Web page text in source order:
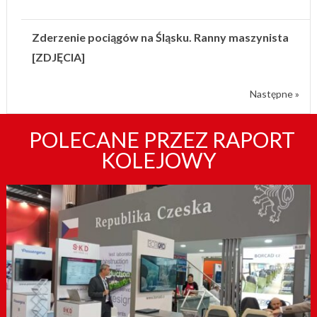
Zderzenie pociągów na Śląsku. Ranny maszynista
[ZDJĘCIA]
Następne »
POLECANE PRZEZ RAPORT
KOLEJOWY